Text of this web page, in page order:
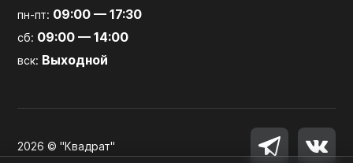
пн-пт: 09:00 — 17:30
сб: 09:00 — 14:00
вск: Выходной
2026 © "Квадрат"